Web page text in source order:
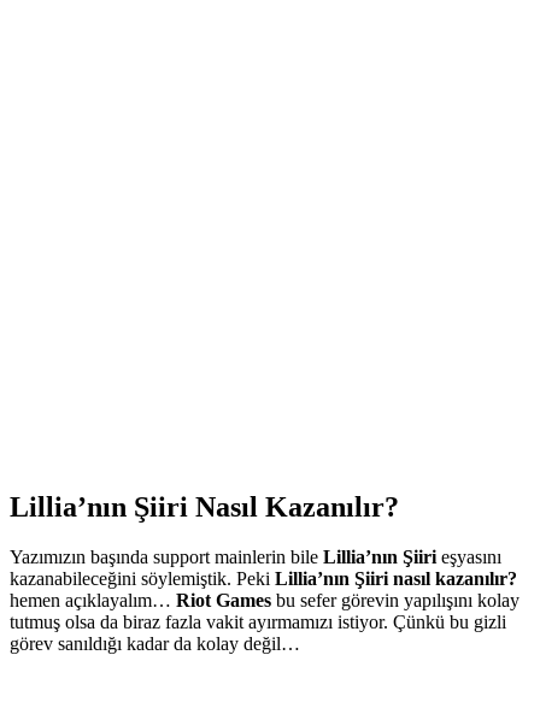
Lillia’nın Şiiri Nasıl Kazanılır?
Yazımızın başında support mainlerin bile Lillia’nın Şiirieşyasını
kazanabileceğini söylemiştik. Peki Lillia’nın Şiiri nasıl kazanılır?
hemen açıklayalım… Riot Games bu sefer görevin yapılışını kolay
tutmuş olsa da biraz fazla vakit ayırmamızı istiyor. Çünkü bu gizli
görev sanıldığı kadar da kolay değil…